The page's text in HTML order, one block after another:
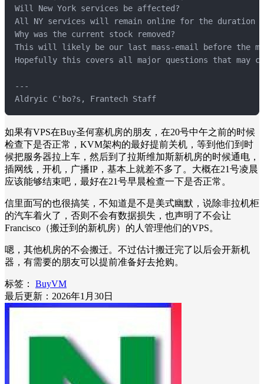
Will New York services be affected?
All NY services will remain online for the duration
Why was the current stock removed?
This will likely be our last mass-email before the
Hopefully this covers all major questions that may
---
Aldryic C'bo?s, Frantech Staff
如果有VPS在Buy圣何塞机房的朋友，在20号中午之前的时候
检查下是否正常，KVM架构的最好提前关机，等到他们到时
候把服务器拉上车，然后到了拉斯维加斯新机房的时候通电，
插网线，开机，广播IP，基本上就差不多了。大概在21号凌晨
应该能够结束吧，最好在21号早晨检查一下是否正常。
信里面写的也很搞笑，不知道是不是美式幽默，说除非拉机柜
的汽车着火了，否则不会有数据损失，也声明了不会让
Francisco（搬迁到的新机房）的人管理他们的VPS。
嗯，其他机房的不会搬迁。不过估计搬迁完了以后会开新机
器，有需要的朋友可以提前准备好去抢购。
标签：
BuyVM
最后更新：2026年1月30日